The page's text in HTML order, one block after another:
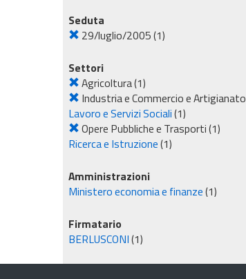
Seduta
29/luglio/2005(1)
Settori
Agricoltura(1)
Industria e Commercio e Artigianato
Lavoro e Servizi Sociali(1)
Opere Pubbliche e Trasporti(1)
Ricerca e Istruzione(1)
Amministrazioni
Ministero economia e finanze(1)
Firmatario
BERLUSCONI(1)